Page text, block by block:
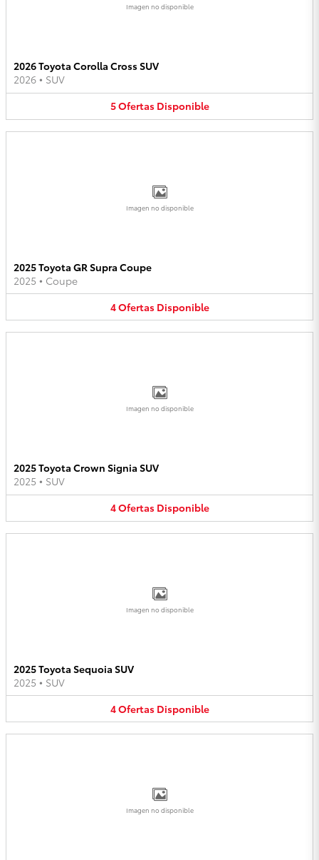
Imagen no disponible
2026 Toyota Corolla Cross SUV
2026 • SUV
5Ofertas Disponible
Imagen no disponible
2025 Toyota GR Supra Coupe
2025 • Coupe
4Ofertas Disponible
Imagen no disponible
2025 Toyota Crown Signia SUV
2025 • SUV
4Ofertas Disponible
Imagen no disponible
2025 Toyota Sequoia SUV
2025 • SUV
4Ofertas Disponible
Imagen no disponible